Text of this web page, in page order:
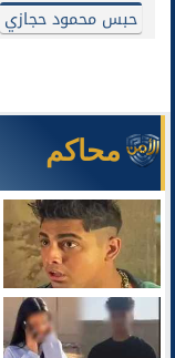
حبس محمود حجازي
محاكم